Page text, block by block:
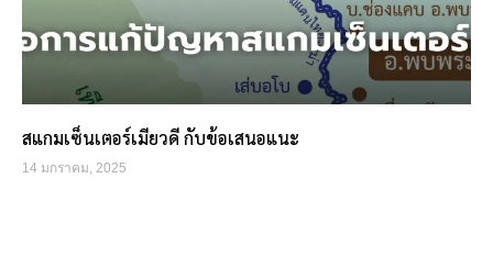
สแกมเซ็นเตอร์เมียวดี กับข้อเสนอแนะ
14 มกราคม, 2025